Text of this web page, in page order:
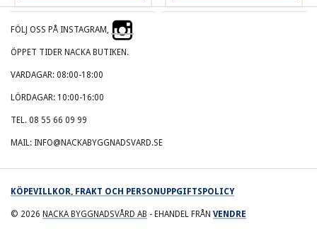
FÖLJ OSS PÅ INSTAGRAM,
ÖPPET TIDER NACKA BUTIKEN.
VARDAGAR: 08:00-18:00
LÖRDAGAR: 10:00-16:00
TEL. 08 55 66 09 99
MAIL: INFO@NACKABYGGNADSVARD.SE
KÖPEVILLKOR, FRAKT OCH PERSONUPPGIFTSPOLICY
© 2026 NACKA BYGGNADSVÅRD AB - EHANDEL FRÅN VENDRE